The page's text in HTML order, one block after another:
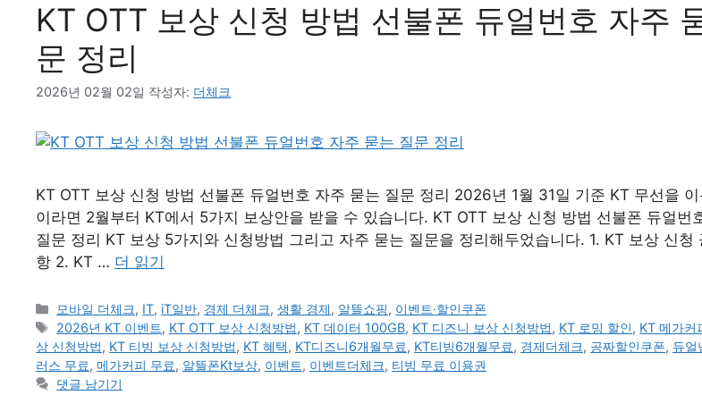
KT OTT 보상 신청 방법 선불폰 듀얼번호 자주
문 정리
2026년 02월 02일 작성자: 더체크
KT OTT 보상 신청 방법 선불폰 듀얼번호 자주 묻는 질문 정리 2026년 1월 31일 기준 KT 무선을
이라면 2월부터 KT에서 5가지 보상안을 받을 수 있습니다. KT OTT 보상 신청 방법 선불폰 듀얼번
질문 정리 KT 보상 5가지와 신청방법 그리고 자주 묻는 질문을 정리해두었습니다. 1. KT 보상 신청
항 2. KT … 더 읽기
카
테
고
리
모바일 더체크, IT, iT일반, 경제 더체크,생활 경제, 알뜰쇼핑, 이벤트·할인쿠폰
태
그
2026년 KT 이벤트, KT OTT 보상 신청방법, KT 데이터 100GB, KT 디즈니 보상 신청방법, KT 로밍 할인, KT 메가커
상 신청방법, KT 티빙 보상 신청방법, KT 혜택, KT디즈니6개월무료, KT티빙6개월무료, 경제더체크, 공짜할인쿠폰, 듀얼
러스 무료, 메가커피 무료, 알뜰폰Kt보상, 이벤트, 이벤트더체크, 티빙 무료 이용권
댓글 남기기